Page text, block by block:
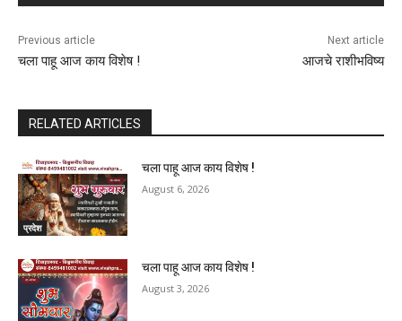
Previous article
चला पाहू आज काय विशेष !
Next article
आजचे राशीभविष्य
RELATED ARTICLES
प्रदेश
चला पाहू आज काय विशेष !
August 6, 2026
चला पाहू आज काय विशेष !
August 3, 2026